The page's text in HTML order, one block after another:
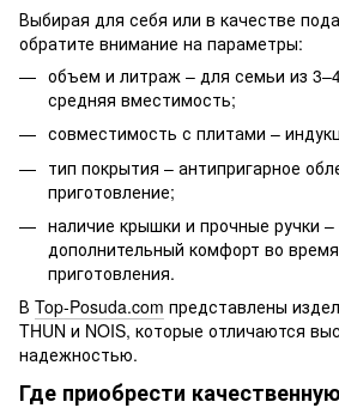
Выбирая для себя или в качестве
обратите внимание на параметры:
объем и литраж – для семьи из
средняя вместимость;
совместимость с плитами –
тип покрытия – антипригарное
приготовление;
наличие крышки и прочные ручки
дополнительный комфорт во
приготовления.
В Top-Posuda.com представлены
THUN и NOIS, которые отличаются
надежностью.
Где приобрести